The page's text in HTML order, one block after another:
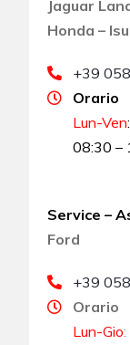
Jaguar
Honda –
+39
Orario
Lun-Ven:
08:30 –
Service –
Ford
+39
Orario
Lun-Gio: